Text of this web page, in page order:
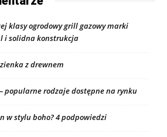
klasy ogrodowy grill gazowy marki
i solidna konstrukcja
z drewnem
popularne rodzaje dostępne na rynku
w stylu boho? 4 podpowiedzi